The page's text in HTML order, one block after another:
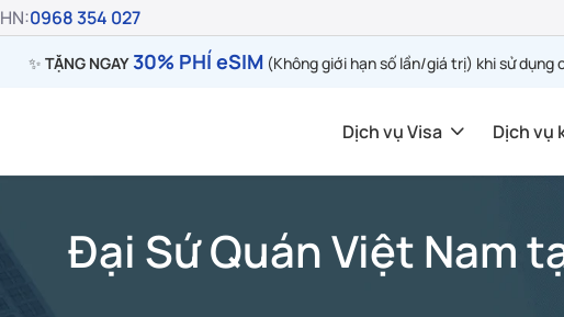
HN:0968 354 027
✨ TẶNG NGAY30% PHÍ eSIM (Không giới hạn số lần/giá trị) khi sử dụng
Dịch vụ Visa Dịch vụ
Đại Sứ Quán Việt Nam